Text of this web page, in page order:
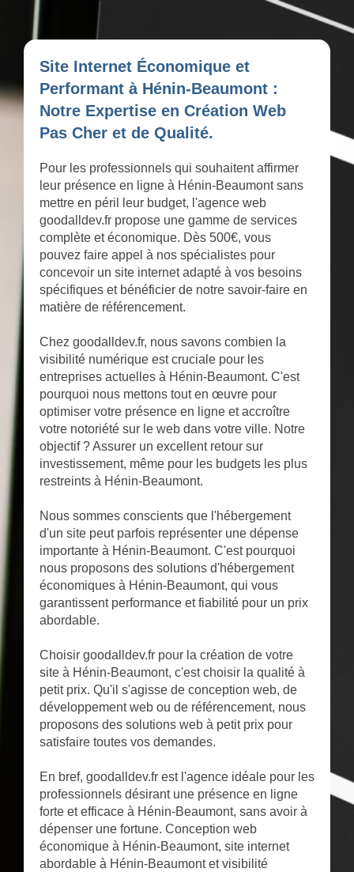
Site Internet Économique et
Performant à Hénin-Beaumont :
Notre Expertise en Création Web
Pas Cher et de Qualité.
Pour les professionnels qui souhaitent affirmer
leur présence en ligne à Hénin-Beaumont sans
mettre en péril leur budget, l'agence web
goodalldev.fr propose une gamme de services
complète et économique. Dès 500€, vous
pouvez faire appel à nos spécialistes pour
concevoir un site internet adapté à vos besoins
spécifiques et bénéficier de notre savoir-faire en
matière de référencement.
Chez goodalldev.fr, nous savons combien la
visibilité numérique est cruciale pour les
entreprises actuelles à Hénin-Beaumont. C'est
pourquoi nous mettons tout en œuvre pour
optimiser votre présence en ligne et accroître
votre notoriété sur le web dans votre ville. Notre
objectif ? Assurer un excellent retour sur
investissement, même pour les budgets les plus
restreints à Hénin-Beaumont.
Nous sommes conscients que l'hébergement
d'un site peut parfois représenter une dépense
importante à Hénin-Beaumont. C'est pourquoi
nous proposons des solutions d'hébergement
économiques à Hénin-Beaumont, qui vous
garantissent performance et fiabilité pour un prix
abordable.
Choisir goodalldev.fr pour la création de votre
site à Hénin-Beaumont, c'est choisir la qualité à
petit prix. Qu'il s'agisse de conception web, de
développement web ou de référencement, nous
proposons des solutions web à petit prix pour
satisfaire toutes vos demandes.
En bref, goodalldev.fr est l'agence idéale pour les
professionnels désirant une présence en ligne
forte et efficace à Hénin-Beaumont, sans avoir à
dépenser une fortune. Conception web
économique à Hénin-Beaumont, site internet
abordable à Hénin-Beaumont et visibilité